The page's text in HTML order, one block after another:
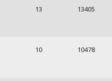
13 13405
10 10478